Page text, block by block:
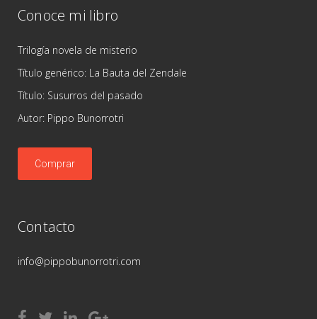
Conoce mi libro
Trilogía novela de misterio
Título genérico: La Bauta del Zendale
Título: Susurros del pasado
Autor: Pippo Bunorrotri
Comprar
Contacto
info@pippobunorrotri.com